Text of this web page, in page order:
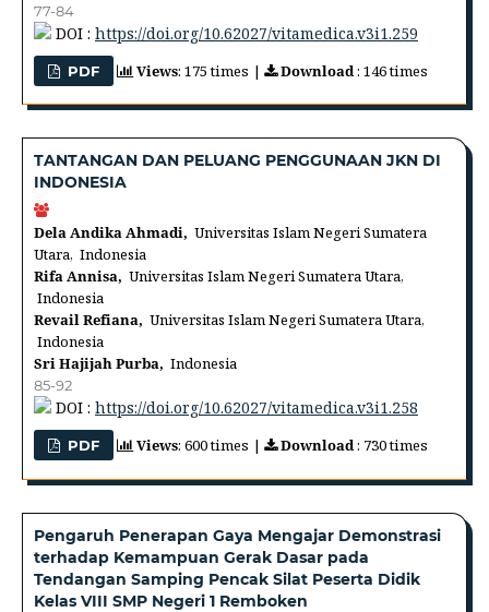
77-84
DOI : https://doi.org/10.62027/vitamedica.v3i1.259
PDF Views: 175 times | Download: 146 times
TANTANGAN DAN PELUANG PENGGUNAAN JKN DI
INDONESIA
Dela Andika Ahmadi, Universitas Islam Negeri Sumatera
Utara, Indonesia
Rifa Annisa, Universitas Islam Negeri Sumatera Utara,
Indonesia
Revail Refiana, Universitas Islam Negeri Sumatera Utara,
Indonesia
Sri Hajijah Purba, Indonesia
85-92
DOI : https://doi.org/10.62027/vitamedica.v3i1.258
PDF Views: 600 times | Download: 730 times
Pengaruh Penerapan Gaya Mengajar Demonstrasi
terhadap Kemampuan Gerak Dasar pada
Tendangan Samping Pencak Silat Peserta Didik
Kelas VIII SMP Negeri 1 Remboken